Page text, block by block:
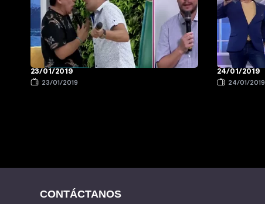
23/01/2019
23/01/2019
24/01/2019
24/01/2019
CONTÁCTANOS